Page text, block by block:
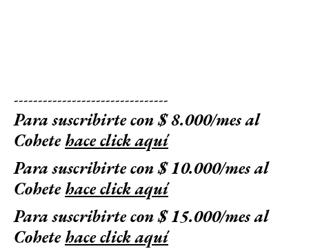
--------------------------------
Para suscribirte con $ 8.000/mes al
Cohetehace click aquí
Para suscribirte con $ 10.000/mes al
Cohetehace click aquí
Para suscribirte con $ 15.000/mes al
Cohetehace click aquí